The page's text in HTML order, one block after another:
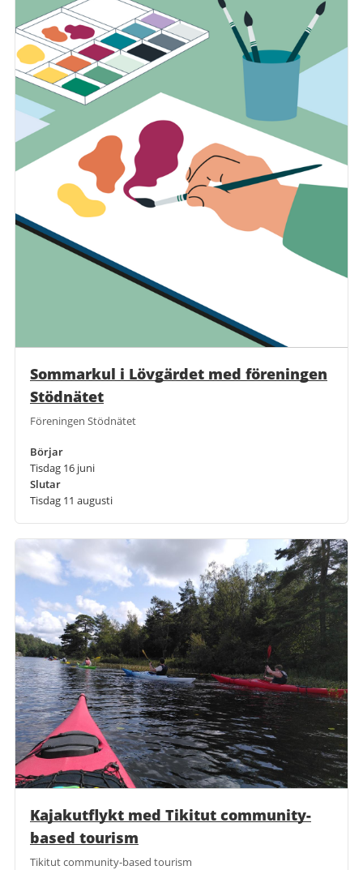
Sommarkul i Lövgärdet med föreningen
Stödnätet
Föreningen Stödnätet
Börjar
Tisdag 16 juni
Slutar
Tisdag 11 augusti
Kajakutflykt med Tikitut community-
based tourism
Tikitut community-based tourism